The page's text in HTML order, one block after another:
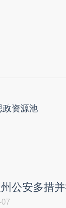
资源池
公安多措并
07